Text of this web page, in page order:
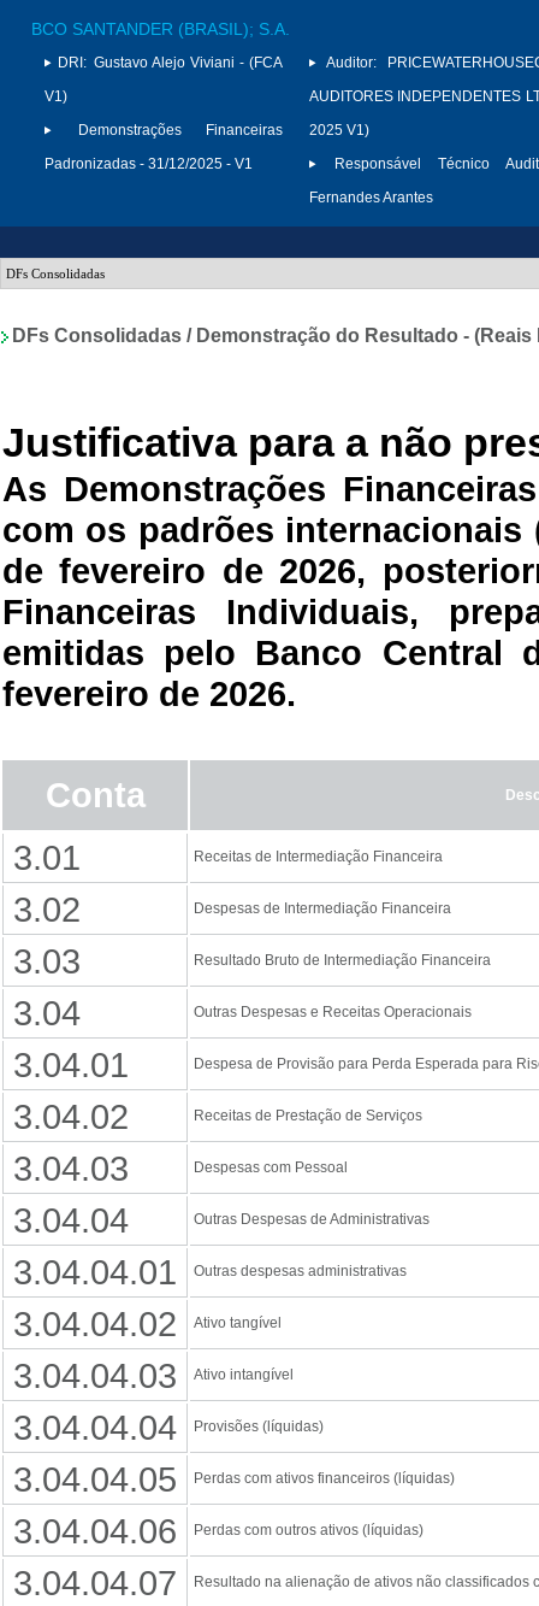
BCO SANTANDER (BRASIL); S.A.
DRI: Gustavo Alejo Viviani - (FCA
V1)
Demonstrações Financeiras
Padronizadas - 31/12/2025 - V1
Auditor:
AUDITORES INDEPENDENTES
2025 V1)
Responsável Técnico
Fernandes Arantes